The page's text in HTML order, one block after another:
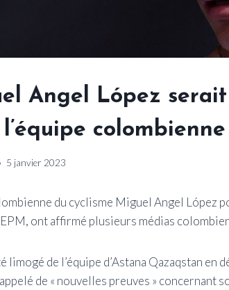
Angel López
5 janvier 2023
du cyclisme Miguel Angel
ont affirmé plusieurs médias
limogé de l’équipe d’Astana Qazaqstan
appelé de « nouvelles preuves » concernant